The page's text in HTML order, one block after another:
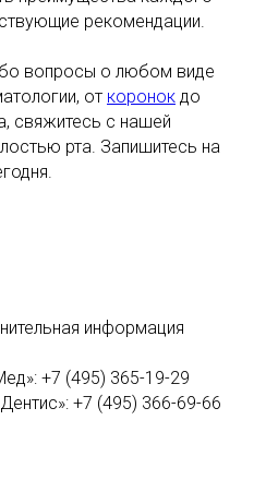
рекомендации.
вопросы о любом виде
от коронок до
свяжитесь с нашей
рта. Запишитесь на
информация
+7 (495) 365-19-29
+7 (495) 366-69-66